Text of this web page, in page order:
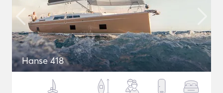
Hanse 418